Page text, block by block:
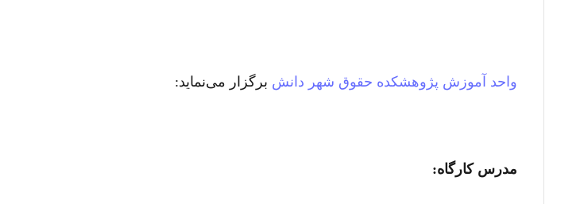
واحد آموزش پژوهشکده حقوق شهر دانش برگزار می‌نماید:
مدرس کارگاه: